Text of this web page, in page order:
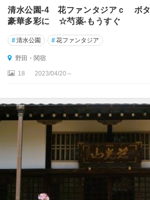
清水公園-4 花ファンタジアｃ ボ
豪華多彩に ☆芍薬-もうすぐ
#清水公園 #花ファンタジア
野田・関宿
18 2023/04/20～